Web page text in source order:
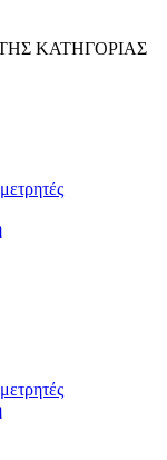
ΚΑΤΗΓΟΡΙΑΣ